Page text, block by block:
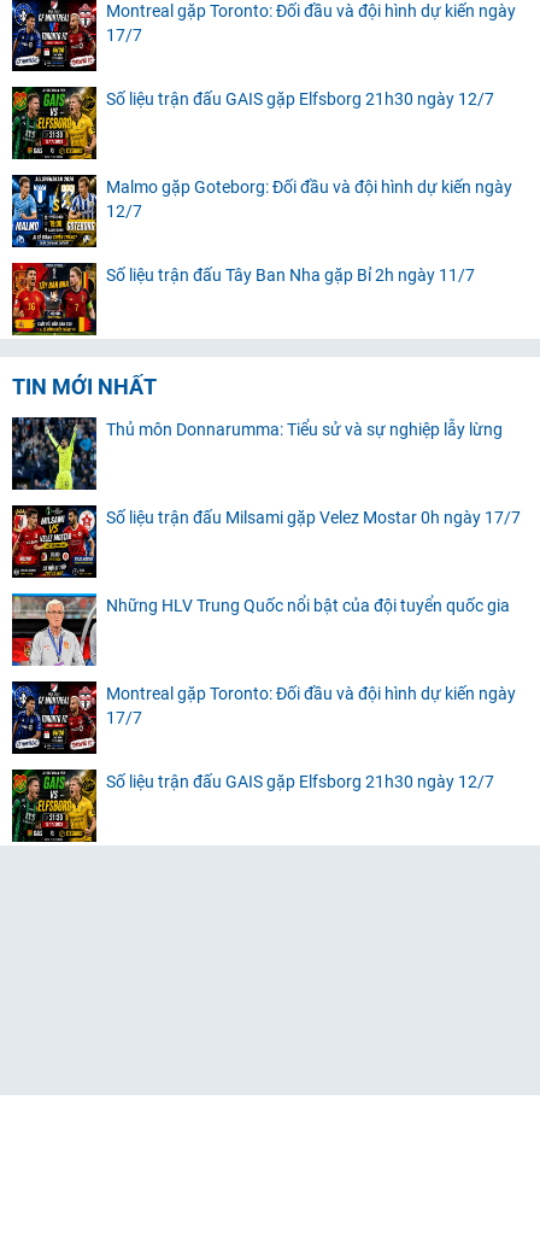
Montreal gặp Toronto: Đối đầu và đội hình dự kiến ngày
17/7
Số liệu trận đấu GAIS gặp Elfsborg 21h30 ngày 12/7
Malmo gặp Goteborg: Đối đầu và đội hình dự kiến ngày
12/7
Số liệu trận đấu Tây Ban Nha gặp Bỉ 2h ngày 11/7
TIN MỚI NHẤT
Thủ môn Donnarumma: Tiểu sử và sự nghiệp lẫy lừng
Số liệu trận đấu Milsami gặp Velez Mostar 0h ngày 17/7
Những HLV Trung Quốc nổi bật của đội tuyển quốc gia
Montreal gặp Toronto: Đối đầu và đội hình dự kiến ngày
17/7
Số liệu trận đấu GAIS gặp Elfsborg 21h30 ngày 12/7